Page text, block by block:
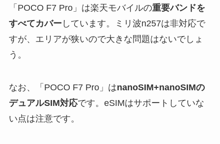
「POCO F7 Pro」は楽天モバイルの重要バンドを
すべてカバー しています。ミリ波n257は非対応で
すが、エリアが狭いので大きな問題はないでしょ
う。
なお、「POCO F7 Pro」はnanoSIM+nanoSIMの
デュアルSIM対応です。eSIMはサポートしていな
い点は注意です。